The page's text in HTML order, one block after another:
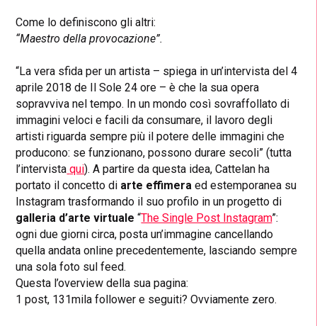
Come lo definiscono gli altri:
“Maestro della provocazione”.
“La vera sfida per un artista – spiega in un’intervista del 4
aprile 2018 de Il Sole 24 ore – è che la sua opera
sopravviva nel tempo. In un mondo così sovraffollato di
immagini veloci e facili da consumare, il lavoro degli
artisti riguarda sempre più il potere delle immagini che
producono: se funzionano, possono durare secoli” (tutta
l’intervista qui).A partire da questa idea, Cattelan ha
portato il concetto di arte effimera ed estemporanea su
Instagram trasformando il suo profilo in un progetto di
galleria d’arte virtuale “The Single Post Instagram”:
ogni due giorni circa, posta un’immagine cancellando
quella andata online precedentemente, lasciando sempre
una sola foto sul feed.
Questa l’overview della sua pagina:
1 post, 131mila follower e seguiti? Ovviamente zero.